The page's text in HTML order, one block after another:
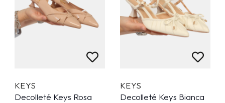
KEYS
Decolleté Keys Rosa
KEYS
Decolleté Keys Bianca